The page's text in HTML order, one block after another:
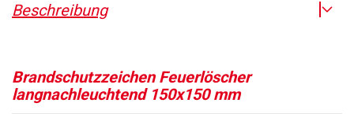
Beschreibung
Brandschutzzeichen Feuerlöscher
langnachleuchtend 150x150 mm